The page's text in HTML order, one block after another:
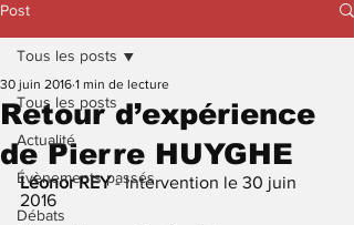
Post
Tous les posts
Actualité
Évènements passés
Débats
Tous les posts
Retour d’expérience
de Pierre HUYGHE
30 juin 2016 1 min de lecture
Léonor REY - Intervention le 30 juin
2016